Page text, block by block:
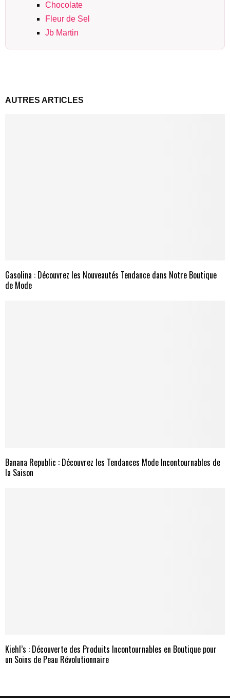
Chocolate
Fleur de Sel
Jb Martin
AUTRES ARTICLES
Gasolina : Découvrez les Nouveautés Tendance dans Notre Boutique
de Mode
Banana Republic : Découvrez les Tendances Mode Incontournables de
la Saison
Kiehl’s : Découverte des Produits Incontournables en Boutique pour
un Soins de Peau Révolutionnaire